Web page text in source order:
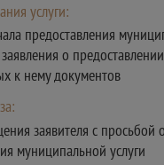
услуги:
предоставления
о
к нему документов
заявителя с просьбой
муниципальной услуги